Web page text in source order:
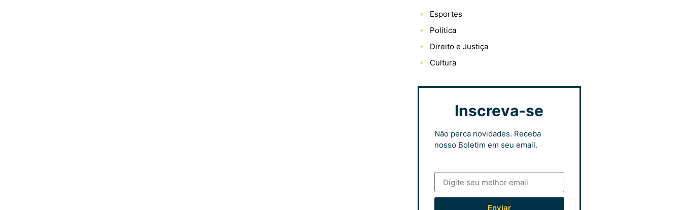
Esportes
Política
Direito e Justiça
Cultura
Inscreva-se
Não perca novidades. Receba
nosso Boletim em seu email.
Enviar